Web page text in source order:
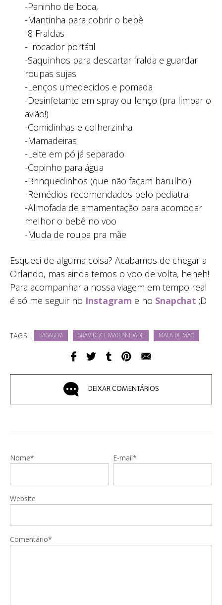
-Paninho de boca,
-Mantinha para cobrir o bebê
-8 Fraldas
-Trocador portátil
-Saquinhos para descartar fralda e guardar
roupas sujas
-Lenços umedecidos e pomada
-Desinfetante em spray ou lenço (pra limpar o
avião!)
-Comidinhas e colherzinha
-Mamadeiras
-Leite em pó já separado
-Copinho para água
-Brinquedinhos (que não façam barulho!)
-Remédios recomendados pelo pediatra
-Almofada de amamentação para acomodar
melhor o bebê no voo
-Muda de roupa pra mãe
Esqueci de alguma coisa? Acabamos de chegar a
Orlando, mas ainda temos o voo de volta, heheh!
Para acompanhar a nossa viagem em tempo real
é só me seguir no Instagram e no Snapchat ;D
TAGS: BAGAGEM GRAVIDEZ E MATERNIDADE MALA DE MÃO
DEIXAR COMENTÁRIOS
Nome* E-mail*
Website
Comentário*